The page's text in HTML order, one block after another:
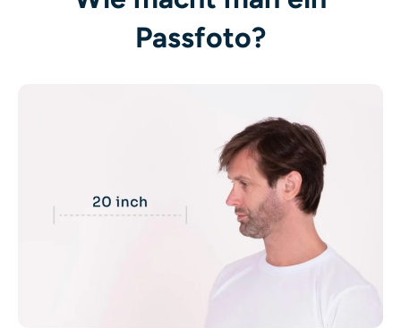
Kleiderbügel
Passfoto?